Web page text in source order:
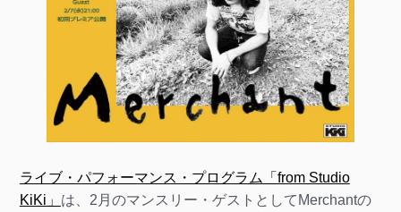
ライブ・パフォーマンス・プログラム「from Studio
KiKi」 は、2月のマンスリー・ゲストとしてMerchantの